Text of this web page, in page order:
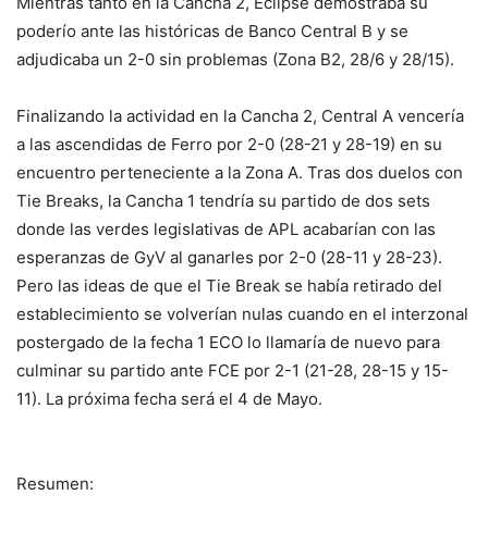
poderío ante las históricas de Banco Central B y se
adjudicaba un 2-0 sin problemas (Zona B2, 28/6 y 28/15).
Finalizando la actividad en la Cancha 2, Central A vencería
a las ascendidas de Ferro por 2-0 (28-21 y 28-19) en su
encuentro perteneciente a la Zona A. Tras dos duelos con
Tie Breaks, la Cancha 1 tendría su partido de dos sets
donde las verdes legislativas de APL acabarían con las
esperanzas de GyV al ganarles por 2-0 (28-11 y 28-23).
Pero las ideas de que el Tie Break se había retirado del
establecimiento se volverían nulas cuando en el interzonal
postergado de la fecha 1 ECO lo llamaría de nuevo para
culminar su partido ante FCE por 2-1 (21-28, 28-15 y 15-
11). La próxima fecha será el 4 de Mayo.
Resumen: